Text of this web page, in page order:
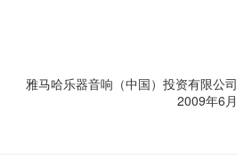
雅马哈乐器音响（中国）投资有限公司
2009年6月